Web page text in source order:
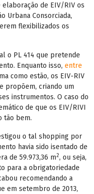
de EIV/RIV os
Urbana Consorciada,
flexibilizados os
o PL 414 que pretende
Enquanto isso, entre
como estão, os EIV-RIV
propõem, criando um
instrumentos. O caso do
de que os EIV/RIVI
tão bem.
o tal shopping por
havia sido isentado de
de 59.973,36 m2, ou seja,
para a obrigatoriedade
recomendando a
em setembro de 2013,